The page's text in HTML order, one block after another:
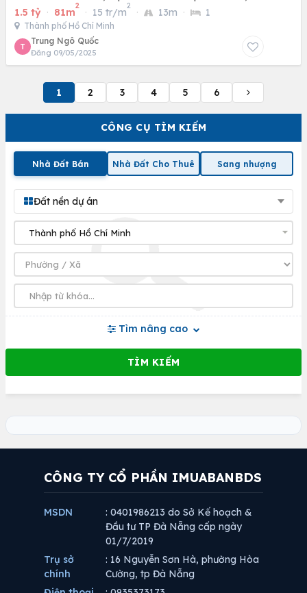
CÔNG CỤ TÌM KIẾM
Nhà Đất Bán Nhà Đất Cho Thuê Sang nhượng
Đất nền dự án
Tìm nâng cao
RANH TP.HCM
1.5 tỷ · 81m
2
· 15 tr/m
2
· 13m · 1
Thành phố Hồ Chí Minh
T
Trung Ngô Quốc
Đăng 09/05/2025
1 2 3 4 5 6
CÔNG TY CỔ PHẦN IMUABANBDS
MSDN
: 0401986213 do Sở Kế hoạch &
Đầu tư TP Đà Nẵng cấp ngày
01/7/2019
Trụ sở
chính
: 16 Nguyễn Sơn Hà, phường Hòa
Cường, tp Đà Nẵng